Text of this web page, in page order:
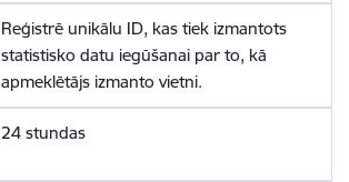
Reģistrē unikālu ID, kas tiek izmantots
statistisko datu iegūšanai par to, kā
apmeklētājs izmanto vietni.
24 stundas